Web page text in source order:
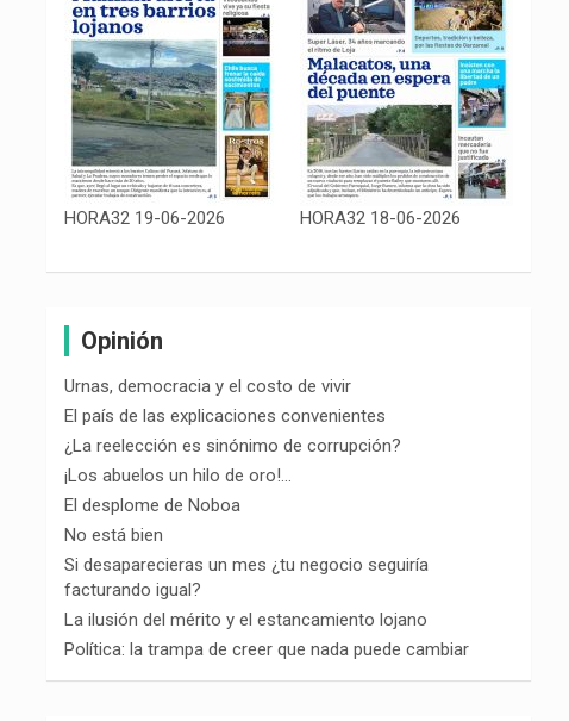
HORA32 19-06-2026 HORA32 18-06-2026
Opinión
Urnas, democracia y el costo de vivir
El país de las explicaciones convenientes
¿La reelección es sinónimo de corrupción?
¡Los abuelos un hilo de oro!…
El desplome de Noboa
No está bien
Si desaparecieras un mes ¿tu negocio seguiría
facturando igual?
La ilusión del mérito y el estancamiento lojano
Política: la trampa de creer que nada puede cambiar